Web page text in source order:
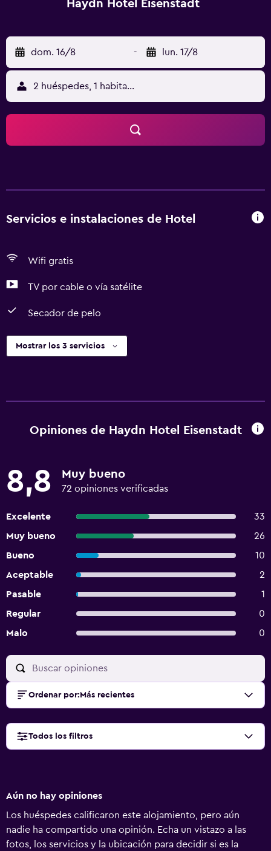
Haydn Hotel Eisenstadt
dom. 16/8 - lun. 17/8
2 huéspedes, 1 habitación
Servicios e instalaciones de Hotel
Wifi gratis
TV por cable o vía satélite
Secador de pelo
Mostrar los 3 servicios
Opiniones de Haydn Hotel Eisenstadt
8,8 Muy bueno
72 opiniones verificadas
Excelente
33
Muy bueno
26
Bueno
10
Aceptable
2
Pasable
1
Regular
0
Malo
0
Ordenar por: Más recientes
Todos los filtros
Aún no hay opiniones
Los huéspedes calificaron este alojamiento, pero aún
nadie ha compartido una opinión. Echa un vistazo a las
fotos, los servicios y la ubicación para decidir si es la